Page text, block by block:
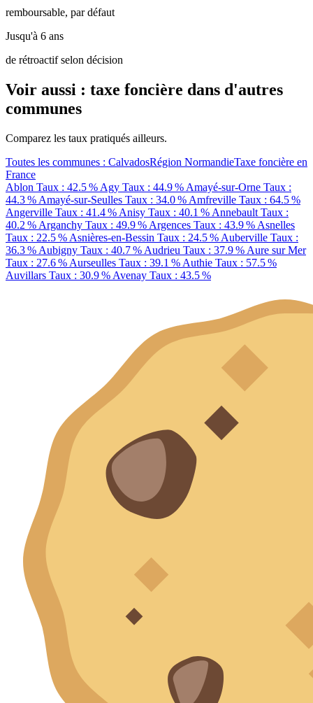
remboursable, par défaut
Jusqu'à 6 ans
de rétroactif selon décision
Voir aussi : taxe foncière dans d'autres
communes
Comparez les taux pratiqués ailleurs.
Toutes les communes : CalvadosRégion NormandieTaxe foncière en
France
Ablon Taux : 42.5 % Agy Taux : 44.9 % Amayé-sur-Orne Taux :
44.3 % Amayé-sur-Seulles Taux : 34.0 % Amfreville Taux : 64.5 %
Angerville Taux : 41.4 % Anisy Taux : 40.1 % Annebault Taux :
40.2 % Arganchy Taux : 49.9 % Argences Taux : 43.9 % Asnelles
Taux : 22.5 % Asnières-en-Bessin Taux : 24.5 % Auberville Taux :
36.3 % Aubigny Taux : 40.7 % Audrieu Taux : 37.9 % Aure sur Mer
Taux : 27.6 % Aurseulles Taux : 39.1 % Authie Taux : 57.5 %
Auvillars Taux : 30.9 % Avenay Taux : 43.5 %